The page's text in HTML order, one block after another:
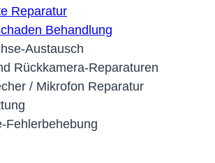
Reparatur
Behandlung
Austausch
Rückkamera-Reparaturen
/ Mikrofon Reparatur
Fehlerbehebung